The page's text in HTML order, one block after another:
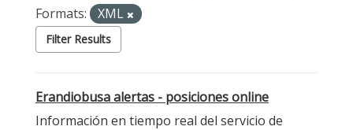
Formats:
XML
Filter Results
Erandiobusa alertas - posiciones online
Información en tiempo real del servicio de